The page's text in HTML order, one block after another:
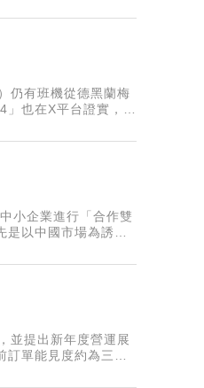
仍有班機從德黑蘭梅
也在X平台證實，目
小企業進行「合作雙
以中國市場為誘餌
並提出新年度營運展
單能見度約為三至